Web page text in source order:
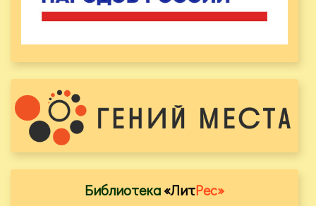
Библиотека«ЛитРес»